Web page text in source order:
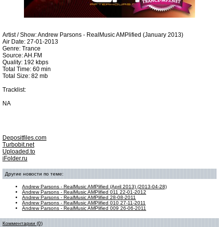
Artist / Show: Andrew Parsons - RealMusic AMPlified (January 2013)
Air Date: 27-01-2013
Genre: Trance
Source: AH.FM
Quality: 192 kbps
Total Time: 60 min
Total Size: 82 mb
Tracklist:
NA
Depositfiles.com
Turbobit.net
Uploaded.to
iFolder.ru
Другие новости по теме:
Andrew Parsons - RealMusic AMPlified (April 2013) (2013-04-28)
Andrew Parsons - RealMusic AMPlified 011 22-01-2012
Andrew Parsons - RealMusic AMPlified 28-08-2011
Andrew Parsons - RealMusic AMPlified 010 27-11-2011
Andrew Parsons - RealMusic AMPlified 009 26-06-2011
Комментарии (0)